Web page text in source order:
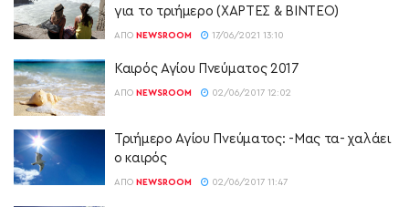
για το τριήμερο (ΧΑΡΤΕΣ & ΒΙΝΤΕΟ)
ΑΠΌ NEWSROOM 17/06/2021 13:10
Καιρός Αγίου Πνεύματος 2017
ΑΠΌ NEWSROOM 02/06/2017 12:02
Τριήμερο Αγίου Πνεύματος: -Μας τα- χαλάει
ο καιρός
ΑΠΌ NEWSROOM 02/06/2017 11:47